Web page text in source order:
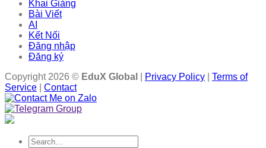
Khai Giảng
Bài Viết
AI
Kết Nối
Đăng nhập
Đăng ký
Copyright 2026 © EduX Global Privacy Policy
Terms of
Service
Contact
Search